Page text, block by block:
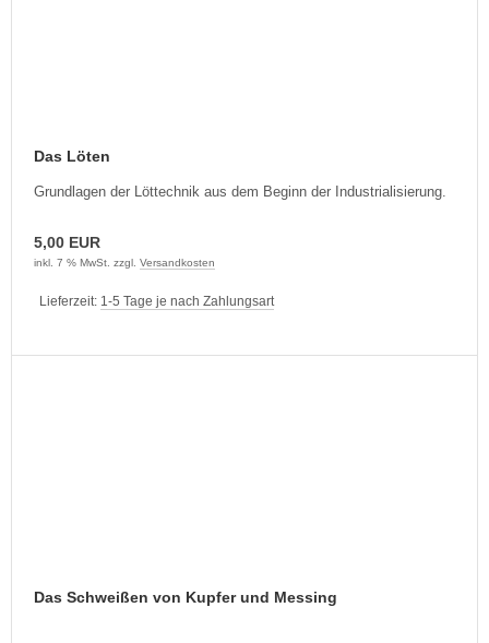
Das Löten
Grundlagen der Löttechnik aus dem Beginn der Industrialisierung.
5,00 EUR
inkl. 7 % MwSt. zzgl. Versandkosten
Lieferzeit: 1-5 Tage je nach Zahlungsart
Das Schweißen von Kupfer und Messing